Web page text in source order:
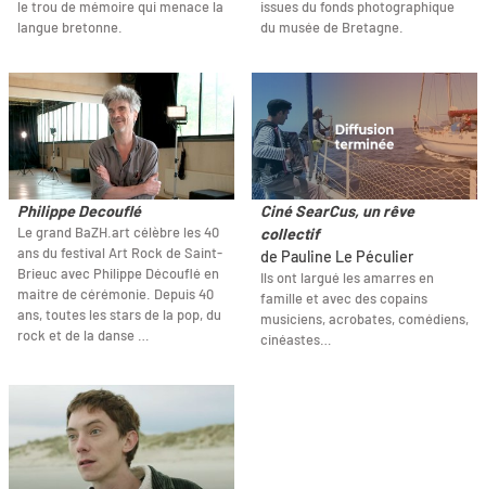
le trou de mémoire qui menace la
langue bretonne.
issues du fonds photographique
du musée de Bretagne.
Philippe Decouflé
Le grand BaZH.art célèbre les 40
ans du festival Art Rock de Saint-
Brieuc avec Philippe Découflé en
maitre de cérémonie. Depuis 40
ans, toutes les stars de la pop, du
rock et de la danse …
Ciné SearCus, un rêve
collectif
de Pauline Le Péculier
Ils ont largué les amarres en
famille et avec des copains
musiciens, acrobates, comédiens,
cinéastes…